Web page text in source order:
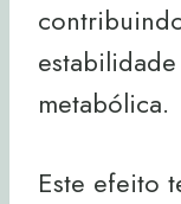
metabólica.
Este efeito